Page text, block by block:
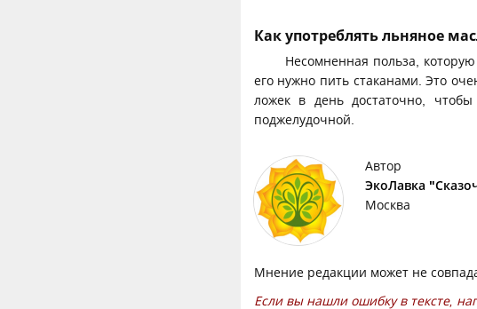
Как употреблять льняное
Несомненная польза,
его нужно пить стаканами. Это
ложек в день достаточно,
поджелудочной.
Автор
ЭкоЛавка
Москва
Мнение редакции может не
Если вы нашли ошибку в тексте,